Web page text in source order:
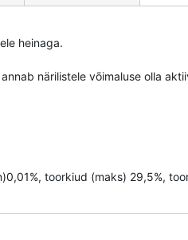
heinaga.
närilistele võimaluse olla
toorkiud (maks) 29,5%,